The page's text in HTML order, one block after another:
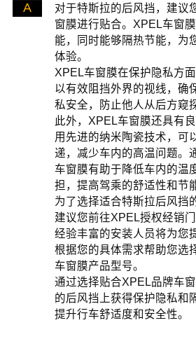
A
对于特斯拉的后风挡，建议
窗膜进行贴合。XPEL车窗
能，同时能够隔热节能，为
体验。
XPEL车窗膜在保护隐私方
以有效阻挡外界的视线，确
私安全，防止他人从后方窥
此外，XPEL车窗膜还具有
用先进的纳米陶瓷技术，可
递，减少车内的高温问题。
车窗膜有助于降低车内的温
担，提高驾乘的舒适性和节
为了选择适合特斯拉后风挡
建议您前往XPEL授权经销
经验丰富的安装人员将为您
根据您的具体需求帮助您选
车窗膜产品型号。
通过选择贴合XPEL品牌车
的后风挡上获得保护隐私和
提升行车舒适度和安全性。